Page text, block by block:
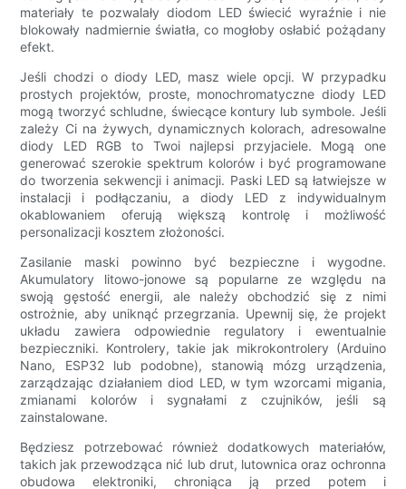
materiały te pozwalały diodom LED świecić wyraźnie i nie
blokowały nadmiernie światła, co mogłoby osłabić pożądany
efekt.
Jeśli chodzi o diody LED, masz wiele opcji. W przypadku
prostych projektów, proste, monochromatyczne diody LED
mogą tworzyć schludne, świecące kontury lub symbole. Jeśli
zależy Ci na żywych, dynamicznych kolorach, adresowalne
diody LED RGB to Twoi najlepsi przyjaciele. Mogą one
generować szerokie spektrum kolorów i być programowane
do tworzenia sekwencji i animacji. Paski LED są łatwiejsze w
instalacji i podłączaniu, a diody LED z indywidualnym
okablowaniem oferują większą kontrolę i możliwość
personalizacji kosztem złożoności.
Zasilanie maski powinno być bezpieczne i wygodne.
Akumulatory litowo-jonowe są popularne ze względu na
swoją gęstość energii, ale należy obchodzić się z nimi
ostrożnie, aby uniknąć przegrzania. Upewnij się, że projekt
układu zawiera odpowiednie regulatory i ewentualnie
bezpieczniki. Kontrolery, takie jak mikrokontrolery (Arduino
Nano, ESP32 lub podobne), stanowią mózg urządzenia,
zarządzając działaniem diod LED, w tym wzorcami migania,
zmianami kolorów i sygnałami z czujników, jeśli są
zainstalowane.
Będziesz potrzebować również dodatkowych materiałów,
takich jak przewodząca nić lub drut, lutownica oraz ochronna
obudowa elektroniki, chroniąca ją przed potem i